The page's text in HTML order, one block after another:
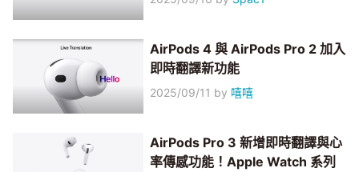
AirPods 4 與 AirPods Pro 2 加入
即時翻譯新功能
2025/09/11 by 嘻嘻
AirPods Pro 3 新增即時翻譯與心
率傳感功能！Apple Watch 系列